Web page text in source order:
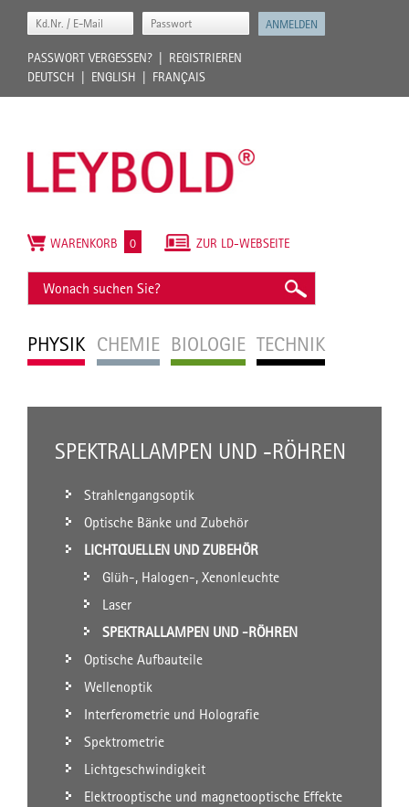
PASSWORT VERGESSEN?
REGISTRIEREN
DEUTSCH
ENGLISH FRANÇAIS
PHYSIK CHEMIE BIOLOGIE TECHNIK
ZUR LD-WEBSEITE
WARENKORB 0
SPEKTRALLAMPEN UND -RÖHREN
Strahlengangsoptik
Optische Bänke und Zubehör
LICHTQUELLEN UND ZUBEHÖR
Glüh-, Halogen-, Xenonleuchte
Laser
SPEKTRALLAMPEN UND -RÖHREN
Optische Aufbauteile
Wellenoptik
Interferometrie und Holografie
Spektrometrie
Lichtgeschwindigkeit
Elektrooptische und magnetooptische Effekte